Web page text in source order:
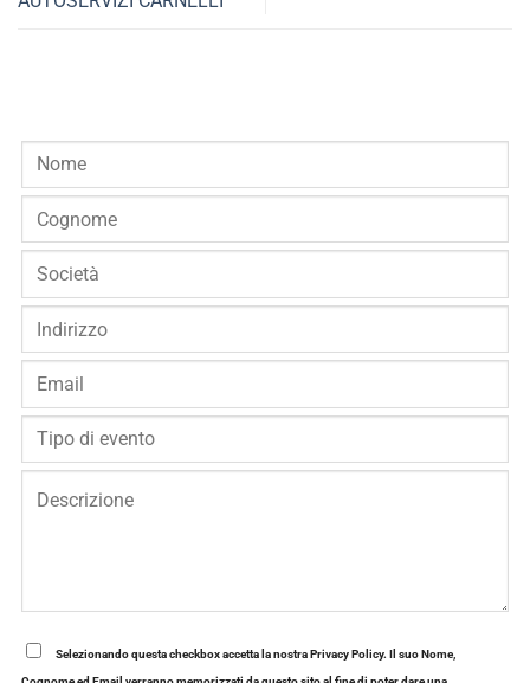
Selezionando questa checkbox accetta la nostra Privacy Policy. Il suo Nome,